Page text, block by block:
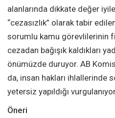
alanlarında dikkate değer
“cezasızlık” olarak tabir
sorumlu kamu görevlilerinin
cezadan bağışık kaldıkları
önümüzde duruyor. AB
da, insan hakları ihlallerinde
yetersiz yapıldığı
Öneri